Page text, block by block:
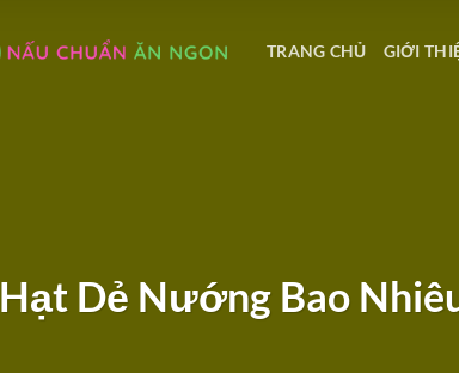
TRANG CHỦ GIỚI
Hạt Dẻ Nướng Bao